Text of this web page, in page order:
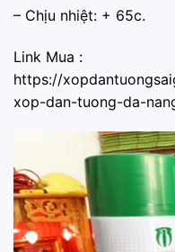
– Chịu nhiệt: + 65c.
Link Mua :
https://
xop-dan-tuong-da-